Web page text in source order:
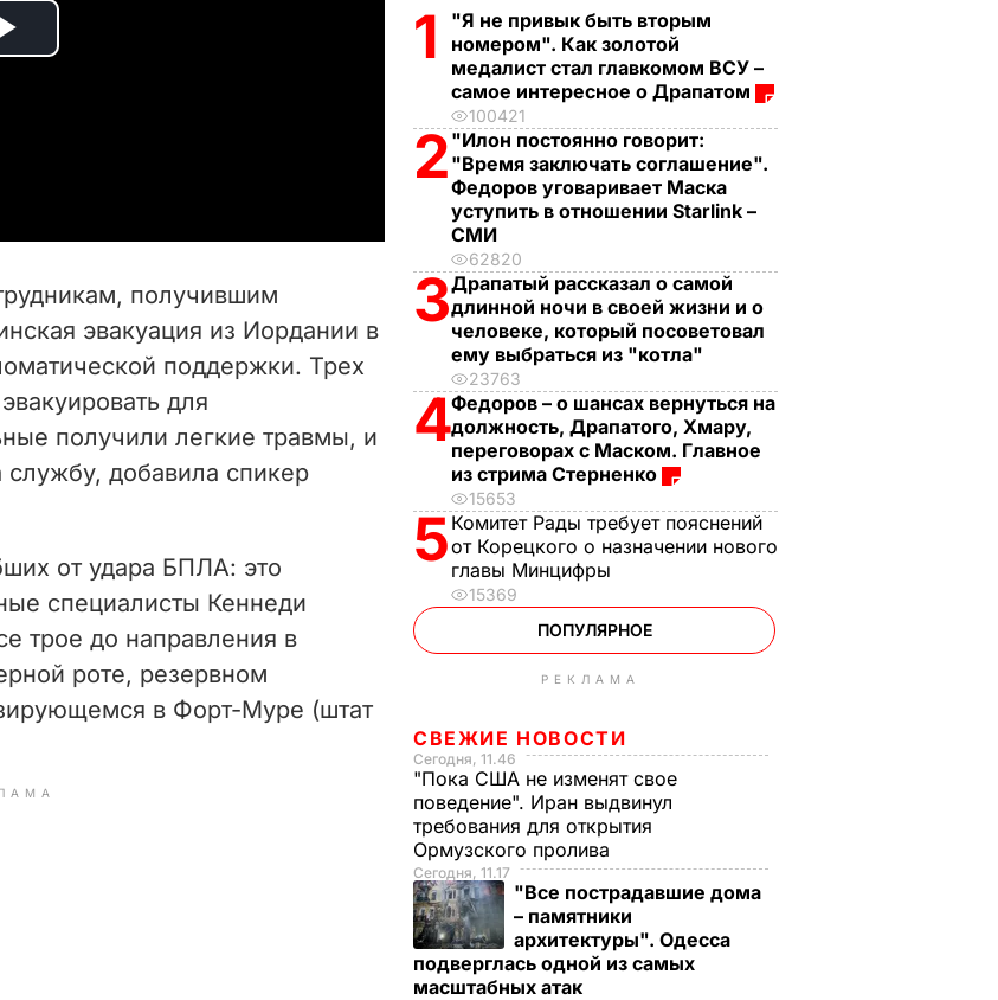
P
i
d
e
o
получившим
эвакуация из Иордании в
поддержки. Трех
для
получили легкие травмы, и
службу, добавила спикер
от удара БПЛА: это
специалисты Кеннеди
трое до направления в
роте, резервном
в Форт-Муре (штат
1
"Я не привык быть вторым
номером". Как золотой
медалист стал главкомом ВСУ –
самое интересное о Драпатом
100421
2 "Илон постоянно говорит:
"Время заключать соглашение".
Федоров уговаривает Маска
уступить в отношении Starlink –
СМИ
62820
3Драпатый рассказал о самой
длинной ночи в своей жизни и о
человеке, который посоветовал
ему выбраться из "котла"
23763
4Федоров – о шансах вернуться на
должность, Драпатого, Хмару,
переговорах с Маском. Главное
из стрима Стерненко
15653
5 Комитет Рады требует пояснений
от Корецкого о назначении нового
главы Минцифры
15369
ПОПУЛЯРНОЕ
РЕКЛАМА
СВЕЖИЕ НОВОСТИ
Сегодня, 11.46
"Пока США не изменят свое
поведение". Иран выдвинул
требования для открытия
Ормузского пролива
Сегодня, 11.17
"Все пострадавшие дома
– памятники
архитектуры". Одесса
подверглась одной из самых
масштабных атак